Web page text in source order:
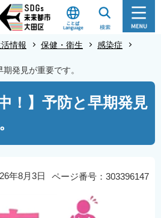
情報 保健・衛生
感染症
発見が重要です。
！】予防と早期発見
ページ番号：303396147
年8月3日